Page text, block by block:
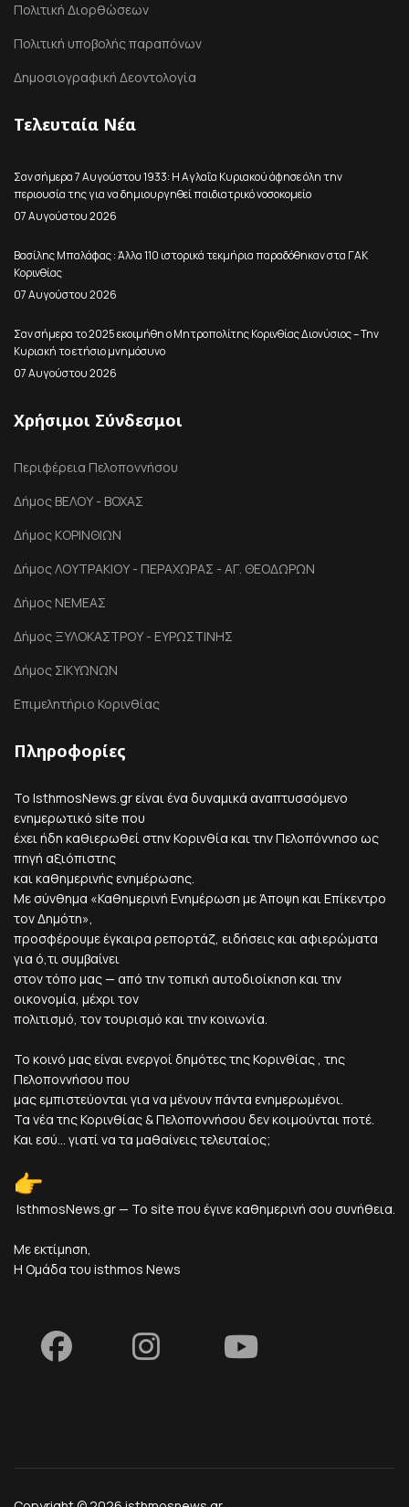
Πολιτική Διορθώσεων
Πολιτική υποβολής παραπόνων
Δημοσιογραφική Δεοντολογία
Τελευταία Νέα
Σαν σήμερα 7 Αυγούστου 1933: Η Αγλαΐα Κυριακού άφησε όλη την
περιουσία της για να δημιουργηθεί παιδιατρικό νοσοκομείο
07 Αυγούστου 2026
Βασίλης Μπαλάφας : Άλλα 110 ιστορικά τεκμήρια παραδόθηκαν στα ΓΑΚ
Κορινθίας
07 Αυγούστου 2026
Σαν σήμερα το 2025 εκοιμήθη ο Μητροπολίτης Κορινθίας Διονύσιος – Την
Κυριακή το ετήσιο μνημόσυνο
07 Αυγούστου 2026
Χρήσιμοι Σύνδεσμοι
Περιφέρεια Πελοποννήσου
Δήμος ΒΕΛΟΥ - ΒΟΧΑΣ
Δήμος ΚΟΡΙΝΘΙΩΝ
Δήμος ΛΟΥΤΡΑΚΙΟΥ - ΠΕΡΑΧΩΡΑΣ - ΑΓ. ΘΕΟΔΩΡΩΝ
Δήμος ΝΕΜΕΑΣ
Δήμος ΞΥΛΟΚΑΣΤΡΟΥ - ΕΥΡΩΣΤΙΝΗΣ
Δήμος ΣΙΚΥΩΝΩΝ
Επιμελητήριο Κορινθίας
Πληροφορίες
Το IsthmosNews.gr είναι ένα δυναμικά αναπτυσσόμενο
ενημερωτικό site που
έχει ήδη καθιερωθεί στην Κορινθία και την Πελοπόννησο ως
πηγή αξιόπιστης
και καθημερινής ενημέρωσης.
Με σύνθημα «Καθημερινή Ενημέρωση με Άποψη και Επίκεντρο
τον Δημότη»,
προσφέρουμε έγκαιρα ρεπορτάζ, ειδήσεις και αφιερώματα
για ό,τι συμβαίνει
στον τόπο μας — από την τοπική αυτοδιοίκηση και την
οικονομία, μέχρι τον
πολιτισμό, τον τουρισμό και την κοινωνία.
Το κοινό μας είναι ενεργοί δημότες της Κορινθίας , της
Πελοποννήσου που
μας εμπιστεύονται για να μένουν πάντα ενημερωμένοι.
Τα νέα της Κορινθίας & Πελοποννήσου δεν κοιμούνται ποτέ.
Και εσύ... γιατί να τα μαθαίνεις τελευταίος;
IsthmosNews.gr — Το site που έγινε καθημερινή σου συνήθεια.
Με εκτίμηση,
Η Ομάδα του isthmos News